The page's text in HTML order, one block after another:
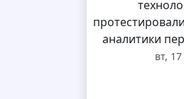
аналитики
вт,